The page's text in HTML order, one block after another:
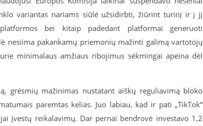
variantas nariams siūlė užsidirbti, žiūrint turinį ir į jį
bei kitaip padedant platformai generuoti
nesiima pakankamų priemonių mažinti galimą vartotojų
minimalaus amžiaus ribojimus sėkmingai apeina dėl
grėsmių mažinimas nustatant aiškų reguliavimą bloko
paremtas kelias. Juo labiau, kad ir pati „TikTok“
įvestų reikalavimų. Dar pernai bendrovė investavo 1,2